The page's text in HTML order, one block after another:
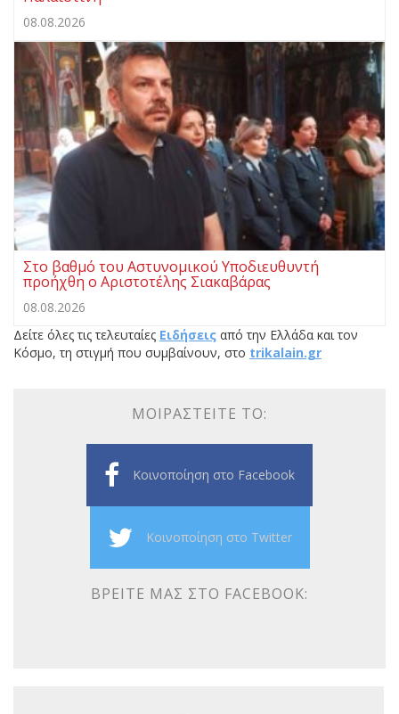
08.08.2026
Στο βαθμό του Αστυνομικού Υποδιευθυντή
προήχθη ο Αριστοτέλης Σιακαβάρας
08.08.2026
Δείτε όλες τις τελευταίες Ειδήσεις από την Ελλάδα και τον
Κόσμο, τη στιγμή που συμβαίνουν, στο trikalain.gr
ΜΟΙΡΑΣΤΕΊΤΕ ΤΟ:
Κοινοποίηση στο Facebook
Κοινοποίηση στο Twitter
ΒΡΕΊΤΕ ΜΑΣ ΣΤΟ FACEBOOK: